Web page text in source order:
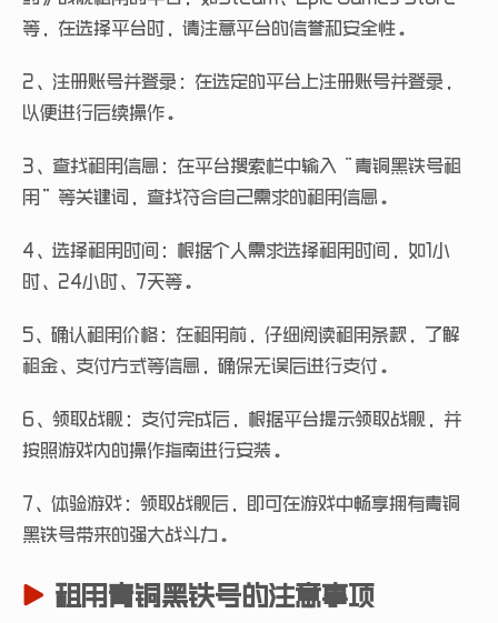
等，在选择平台时，请注意平台的信誉和安全性。
2、注册账号并登录：在选定的平台上注册账号并登录，
以便进行后续操作。
3、查找租用信息：在平台搜索栏中输入“青铜黑铁号租
用”等关键词，查找符合自己需求的租用信息。
4、选择租用时间：根据个人需求选择租用时间，如1小
时、24小时、7天等。
5、确认租用价格：在租用前，仔细阅读租用条款，了解
租金、支付方式等信息，确保无误后进行支付。
6、领取战舰：支付完成后，根据平台提示领取战舰，并
按照游戏内的操作指南进行安装。
7、体验游戏：领取战舰后，即可在游戏中畅享拥有青铜
黑铁号带来的强大战斗力。
租用青铜黑铁号的注意事项